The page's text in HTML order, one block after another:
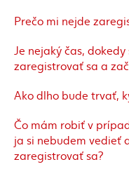
Prečo mi nejde
Je nejaký čas,
zaregistrovať sa a
Ako dlho bude trvať,
Čo mám robiť v
ja si nebudem vedieť
zaregistrovať sa?